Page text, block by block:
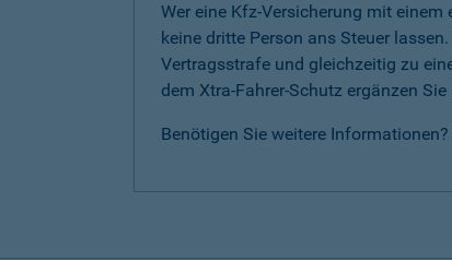
Wer eine Kfz-Versicherung mit
keine dritte Person ans Steuer
Vertragsstrafe und gleichzeitig zu
dem Xtra-Fahrer-Schutz ergänzen
Benötigen Sie weitere